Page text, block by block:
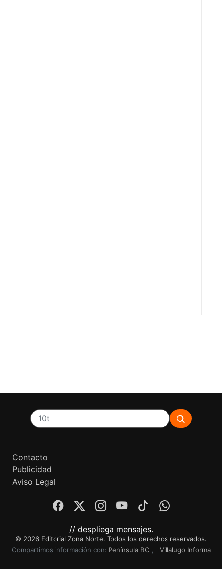
Contacto
Publicidad
Aviso Legal
// despliega mensajes.
© 2026 Editorial Zona Norte. Todos los derechos reservados.
Compartimos información con: Península BC Villalugo Informa